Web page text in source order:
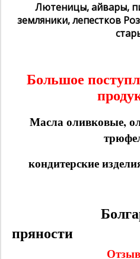
Лютеницы, айвары,
земляники, лепестков
Большое
Масла оливковые,
кондитерские
пряности
Отзыв